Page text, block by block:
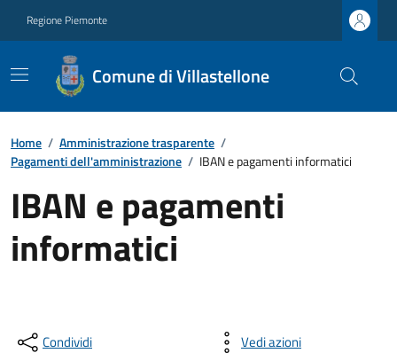
Regione Piemonte
Comune di Villastellone
Home / Amministrazione trasparente /
Pagamenti dell'amministrazione / IBAN e pagamenti informatici
IBAN e pagamenti
informatici
Condividi Vedi azioni